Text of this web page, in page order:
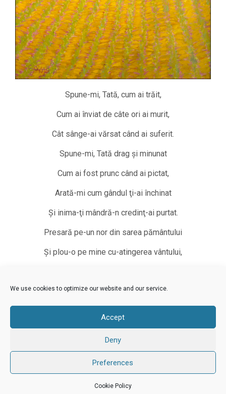
We use cookies to optimize our website and our service.
Accept
Deny
Preferences
Cookie Policy
Spune-mi, Tată, cum ai trăit,
Cum ai înviat de câte ori ai murit,
Cât sânge-ai vărsat când ai suferit.
Spune-mi, Tată drag şi minunat
Cum ai fost prunc când ai pictat,
Arată-mi cum gândul ţi-ai închinat
Şi inima-ţi mândră-n credinţ-ai purtat.
Presară pe-un nor din sarea pământului
Şi plou-o pe mine cu-atingerea vântului,
Dă-mi aripi să-nalţ din cuvinte, vlăstari!
Versuri – Ionuţ Dipşe